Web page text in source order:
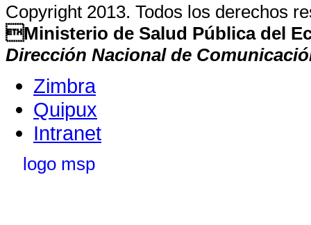
Copyright 2013. Todos los derechos
Ministerio de Salud Pública del
Dirección Nacional de
Zimbra
Quipux
Intranet